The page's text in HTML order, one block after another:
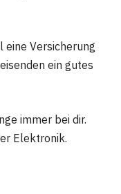
eine Versicherung
ein gutes
immer bei dir.
Elektronik.